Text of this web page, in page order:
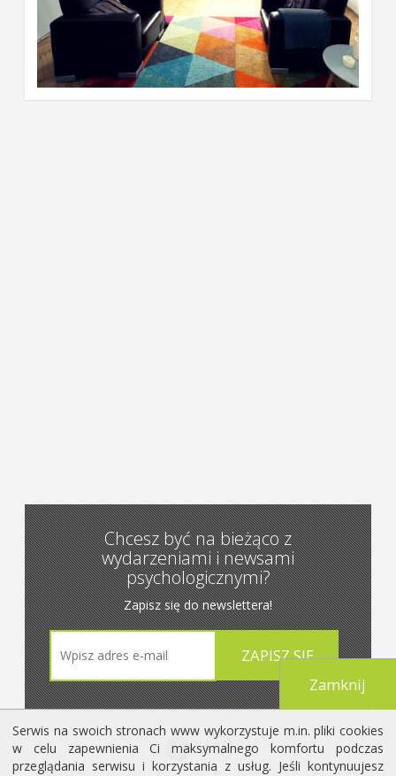
Chcesz być na bieżąco z
wydarzeniami i newsami
psychologicznymi?
Zapisz się do newslettera!
Serwis na swoich stronach www wykorzystuje m.in. pliki cookies
w celu zapewnienia Ci maksymalnego komfortu podczas
przeglądania serwisu i korzystania z usług. Jeśli kontynuujesz
Zamknij